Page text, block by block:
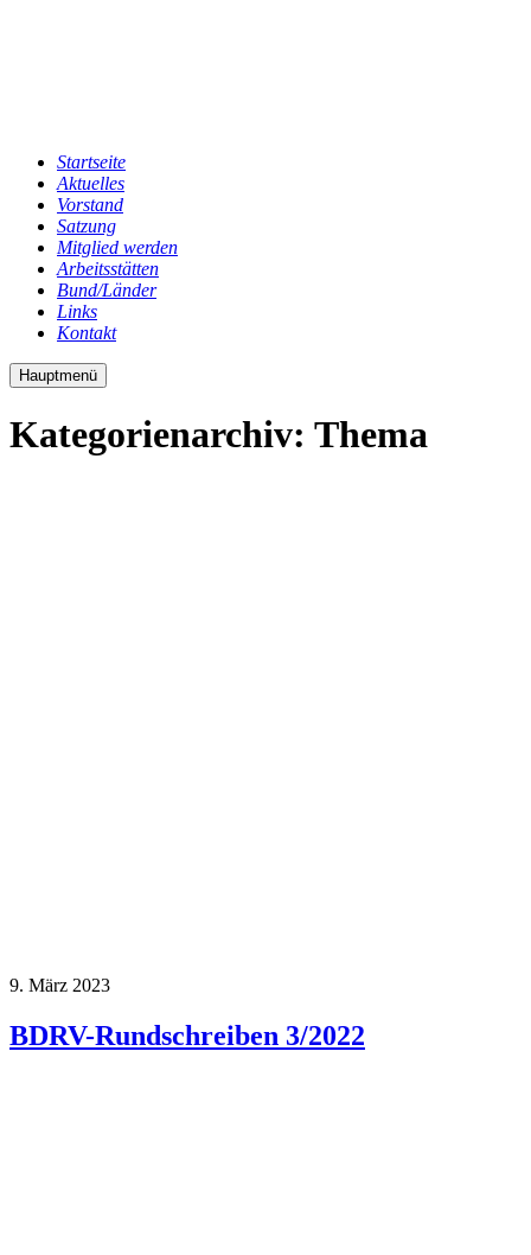
Startseite
Aktuelles
Vorstand
Satzung
Mitglied werden
Arbeitsstätten
Bund/Länder
Links
Kontakt
Hauptmenü
Kategorienarchiv: Thema
9. März 2023
BDRV-Rundschreiben 3/2022